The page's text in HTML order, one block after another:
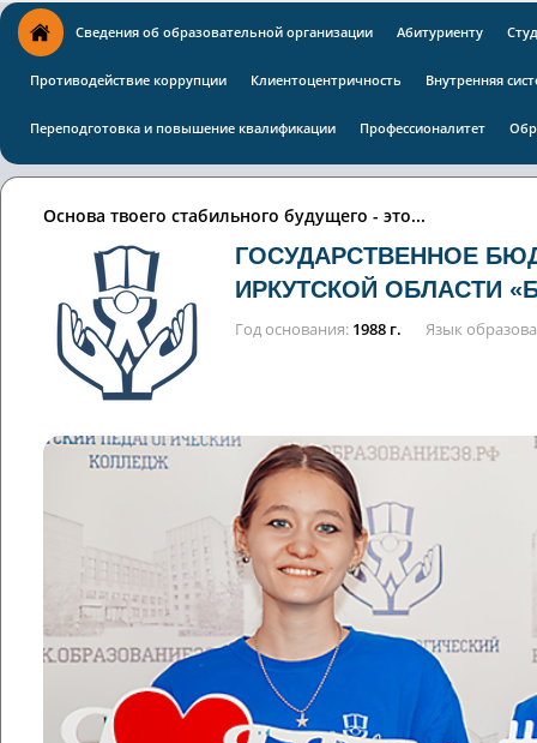
Сведения об образовательной организации Абитуриенту
Противодействие коррупции Клиентоцентричность Внутренняя
Переподготовка и повышение квалификации Профессионалитет
Основа твоего стабильного будущего - это...
ГОСУДАРСТВЕННОЕ
ИРКУТСКОЙ ОБЛАСТИ
Год основания 1988 г. Язык